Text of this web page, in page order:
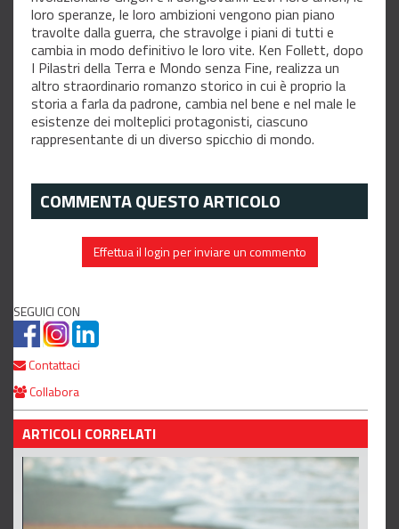
loro speranze, le loro ambizioni vengono pian piano
travolte dalla guerra, che stravolge i piani di tutti e
cambia in modo definitivo le loro vite. Ken Follett, dopo
I Pilastri della Terra e Mondo senza Fine, realizza un
altro straordinario romanzo storico in cui è proprio la
storia a farla da padrone, cambia nel bene e nel male le
esistenze dei molteplici protagonisti, ciascuno
rappresentante di un diverso spicchio di mondo.
COMMENTA QUESTO ARTICOLO
Effettua il login per inviare un commento
SEGUICI CON
Contattaci
Collabora
ARTICOLI CORRELATI